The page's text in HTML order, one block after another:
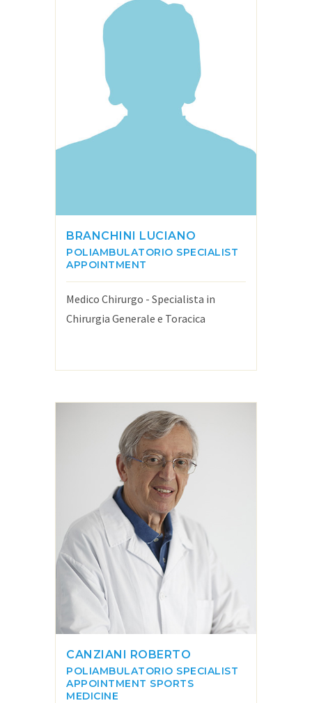
BRANCHINI LUCIANO
POLIAMBULATORIO SPECIALIST
APPOINTMENT
Medico Chirurgo - Specialista in
Chirurgia Generale e Toracica
CANZIANI ROBERTO
POLIAMBULATORIO SPECIALIST
APPOINTMENT SPORTS
MEDICINE